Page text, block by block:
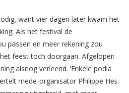
want vier dagen later kwam het
Als het festival de
passen en meer rekening zou
feest toch doorgaan. Afgelopen
alsnog verleend. ‘Enkele podia
mede-organisator Philippe Hes.